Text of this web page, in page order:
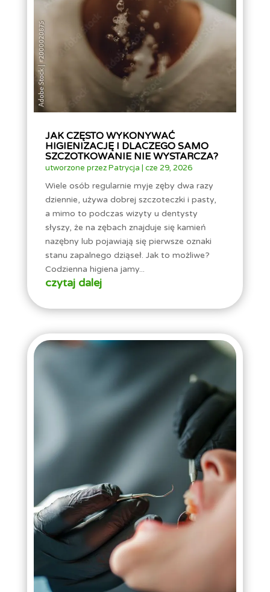
JAK CZĘSTO WYKONYWAĆ
HIGIENIZACJĘ I DLACZEGO SAMO
SZCZOTKOWANIE NIE WYSTARCZA?
utworzone przezPatrycja | cze 29, 2026
Wiele osób regularnie myje zęby dwa razy
dziennie, używa dobrej szczoteczki i pasty,
a mimo to podczas wizyty u dentysty
słyszy, że na zębach znajduje się kamień
nazębny lub pojawiają się pierwsze oznaki
stanu zapalnego dziąseł. Jak to możliwe?
Codzienna higiena jamy...
czytaj dalej